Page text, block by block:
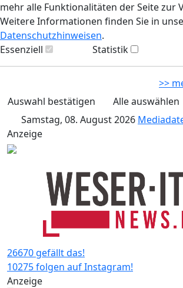
mehr alle Funktionalitäten der Seite zur
Weitere Informationen finden Sie in
Datenschutzhinweisen.
Essenziell
Statistik
>>
Auswahl bestätigen
Alle auswählen
Samstag, 08. August 2026
Anzeige
26670 gefällt das!
10275 folgen auf Instagram!
Anzeige